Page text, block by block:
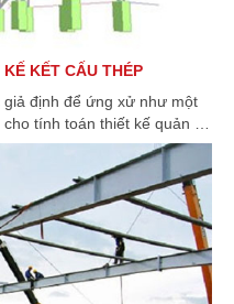
KẾT CẤU THÉP
định để ứng xử như một
tính toán thiết kế quản lý